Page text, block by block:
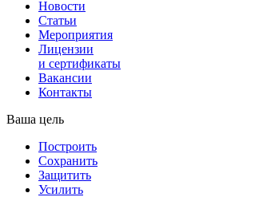
Новости
Статьи
Мероприятия
Лицензии
и сертификаты
Вакансии
Контакты
Ваша цель
Построить
Сохранить
Защитить
Усилить